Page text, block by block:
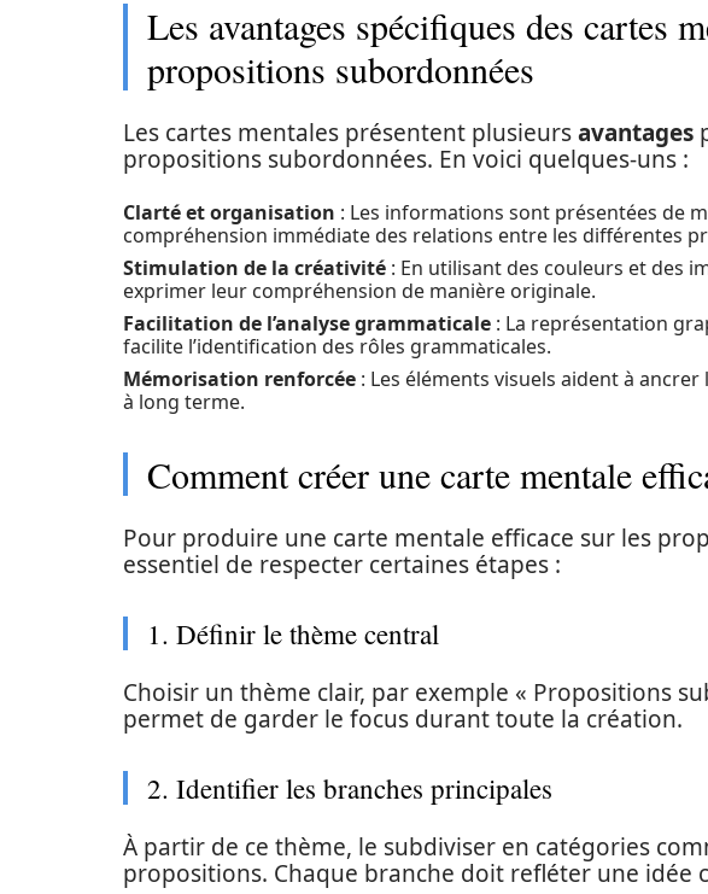
Les avantages spécifiques des cartes
propositions subordonnées
Les cartes mentales présentent plusieursavantages
propositions subordonnées. En voici quelques-uns :
Clarté et organisation : Les informations sont présentées de
compréhension immédiate des relations entre les différentes
Stimulation de la créativité : En utilisant des couleurs et des
exprimer leur compréhension de manière originale.
Facilitation de l’analyse grammaticale : La représentation
facilite l’identification des rôles grammaticales.
Mémorisation renforcée : Les éléments visuels aident à
à long terme.
Comment créer une carte mentale
Pour produire une carte mentale efficace sur les
essentiel de respecter certaines étapes :
1. Définir le thème central
Choisir un thème clair, par exemple « Propositions
permet de garder le focus durant toute la création.
2. Identifier les branches principales
À partir de ce thème, le subdiviser en catégories
propositions. Chaque branche doit refléter une idée